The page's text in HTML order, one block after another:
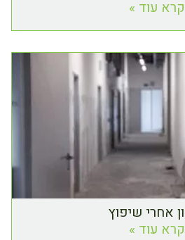
קרא עוד »
אחרי שיפוץ
קרא עוד »